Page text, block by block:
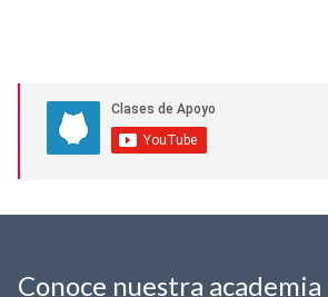
Conoce nuestra academia